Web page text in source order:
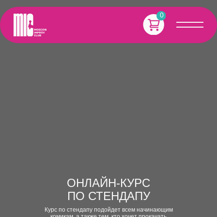
ОНЛАЙН-КУРС
ПО СТЕНДАПУ
Курс по стендапу подойдет всем начинающим